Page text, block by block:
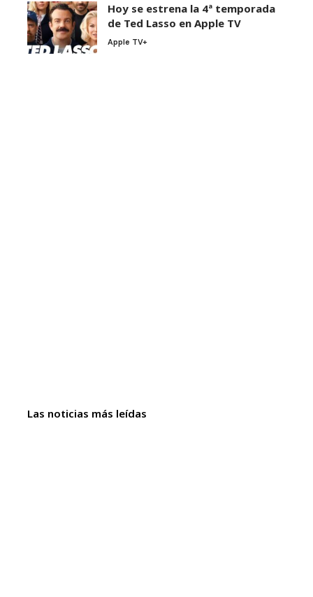
Hoy se estrena la 4ª temporada
de Ted Lasso en Apple TV
Apple TV+
Las noticias más leídas